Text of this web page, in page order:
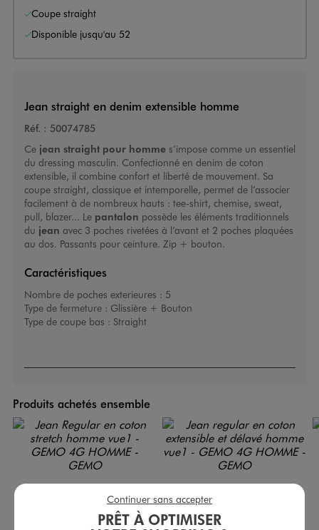
Coupe straight
Disponible jusqu'au 52
Jean straight en denim extensible homme
Réf. : 50074785
Ce jean straight pour hommes’impose comme un essentiel
du dressing masculin. Confectionné en denim de coton
extensible, il combine confort et liberté de mouvement. Sa
coupe straight, classique et intemporelle, permet de l’associer
facilement à de nombreux hauts : tee-shirt, chemise, sweat,
pull, blazer... Le pantalon possède les éléments traditionnels
du jean avec 3 poches rivetées à l’avant et 2 poches plaquées
au dos. Passants pour ceinture. Zip + bouton.
Caractéristiques
Nombre de poches exterieures : 5
Type de fermeture : Glissière + Bouton
Type de coupe bas : Straight
Produits achetés ensemble
PRÊT À OPTIMISER
Continuer sans accepter